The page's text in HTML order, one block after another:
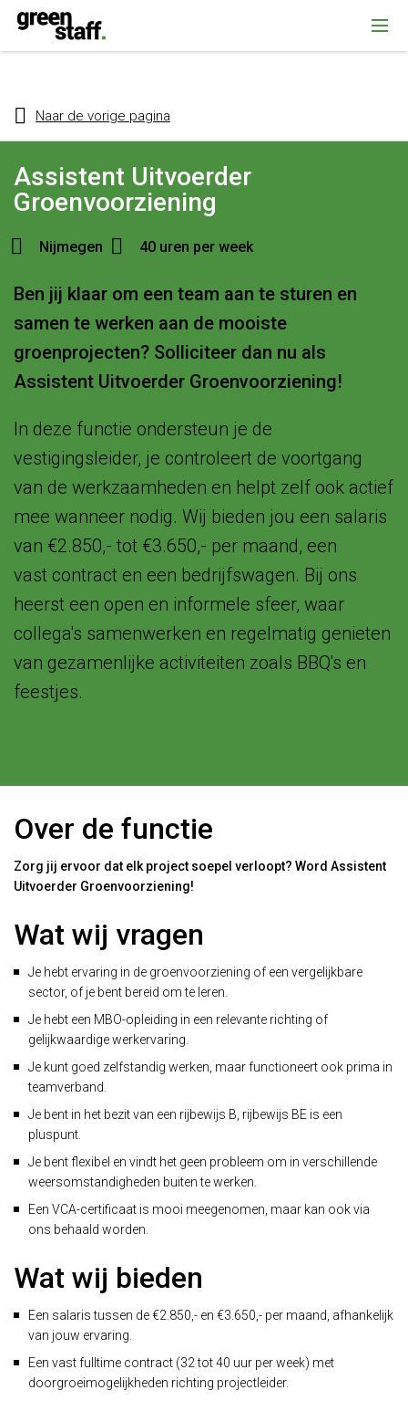
{ "@context": "https://schema.org", "@type": "Organization", "name":
""Greenstaff, "url": "https://www.greenstaff.nl", "logo": "" }
Naar de vorige pagina
Assistent Uitvoerder
Groenvoorziening
Nijmegen 40 uren per week
Ben jij klaar om een team aan te sturen en
samen te werken aan de mooiste
groenprojecten? Solliciteer dan nu als
Assistent Uitvoerder Groenvoorziening!
In deze functie ondersteun je de
vestigingsleider, je controleert de voortgang
van de werkzaamheden en helpt zelf ook actief
mee wanneer nodig. Wij bieden jou een salaris
van €2.850,- tot €3.650,- per maand, een
vast contract en een bedrijfswagen. Bij ons
heerst een open en informele sfeer, waar
collega's samenwerken en regelmatig genieten
van gezamenlijke activiteiten zoals BBQ's en
feestjes.
Over de functie
Zorg jij ervoor dat elk project soepel verloopt? Word Assistent
Uitvoerder Groenvoorziening!
Wat wij vragen
Je hebt ervaring in de groenvoorziening of een vergelijkbare
sector, of je bent bereid om te leren.
Je hebt een MBO-opleiding in een relevante richting of
gelijkwaardige werkervaring.
Je kunt goed zelfstandig werken, maar functioneert ook prima in
teamverband.
Je bent in het bezit van een rijbewijs B, rijbewijs BE is een
pluspunt.
Je bent flexibel en vindt het geen probleem om in verschillende
weersomstandigheden buiten te werken.
Een VCA-certificaat is mooi meegenomen, maar kan ook via
ons behaald worden.
Wat wij bieden
Een salaris tussen de €2.850,- en €3.650,- per maand, afhankelijk
van jouw ervaring.
Een vast fulltime contract (32 tot 40 uur per week) met
doorgroeimogelijkheden richting projectleider.